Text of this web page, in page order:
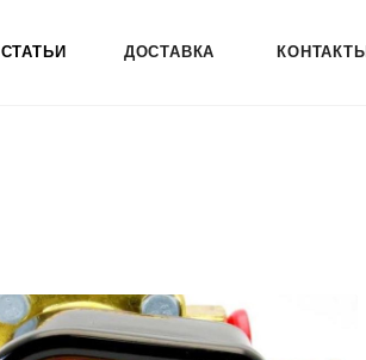
СТАТЬИ ДОСТАВКА КОНТАКТЫ